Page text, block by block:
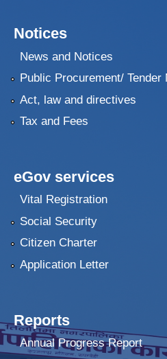
Notices
News and Notices
Public Procurement/ Tender
Act, law and directives
Tax and Fees
eGov services
Vital Registration
Social Security
Citizen Charter
Application Letter
Reports
Annual Progress Report